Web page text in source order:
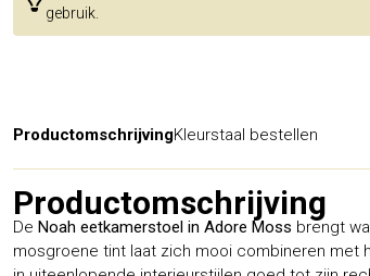
gebruik.
ProductomschrijvingKleurstaal bestellen
Productomschrijving
De Noah eetkamerstoel in Adore Moss brengt
mosgroene tint laat zich mooi combineren met